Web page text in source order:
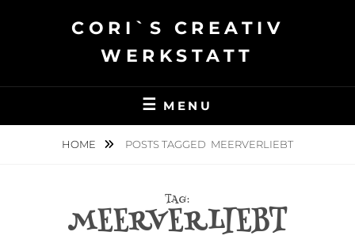
CORI`S CREATIV
WERKSTATT
MENU
HOME POSTS TAGGED MEERVERLIEBT
TAG:
MEERVERLIEBT